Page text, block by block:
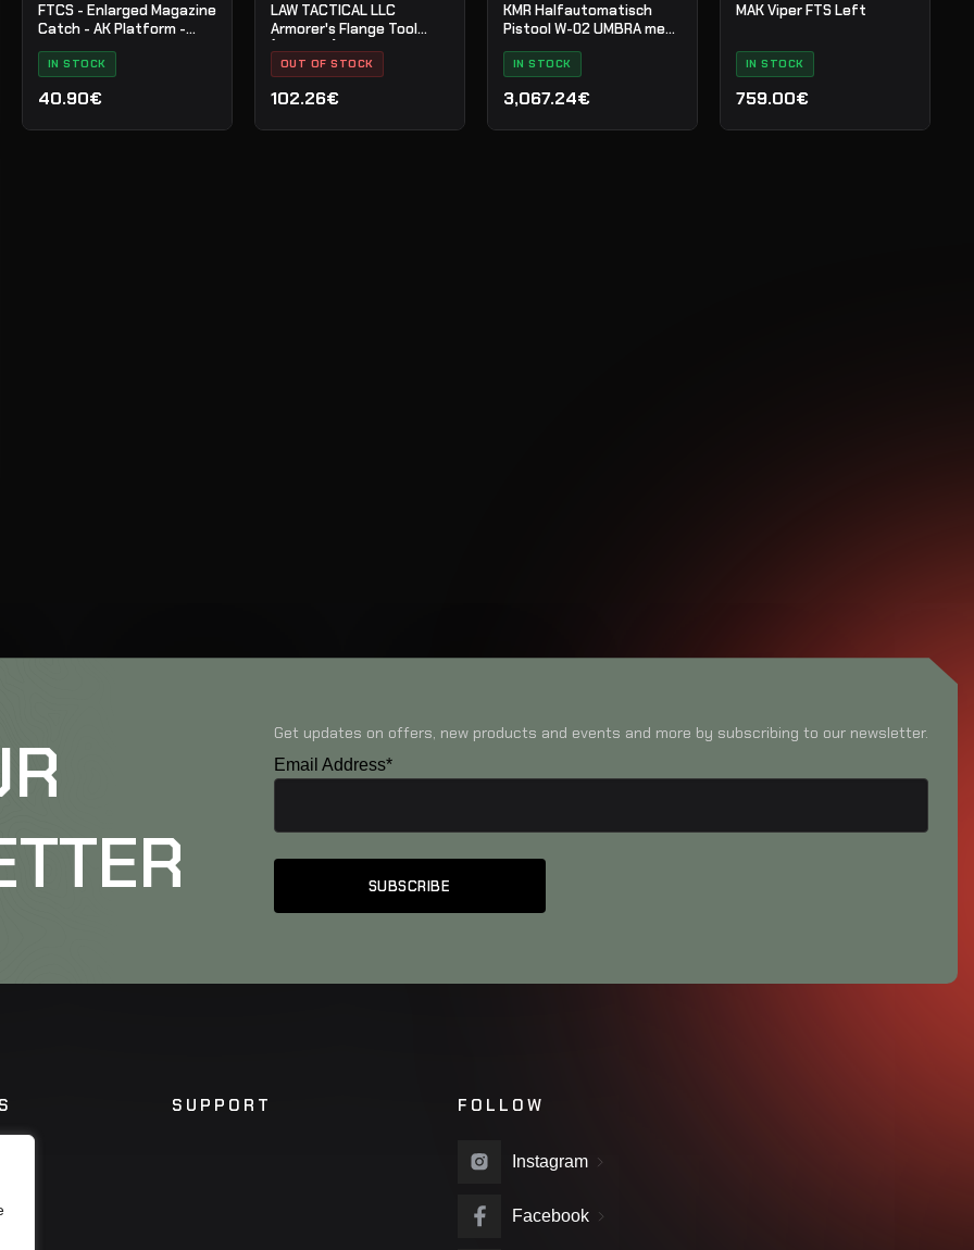
FTCS - Enlarged Magazine
Catch - AK Platform -
Graphite Black H-146 - Nr.
29
IN STOCK
40.90€
LAW TACTICAL LLC
Armorer's Flange Tool
(2019AFT)
OUT OF STOCK
102.26€
KMR Halfautomatisch
Pistool W-02 UMBRA met
Schroefloop
IN STOCK
3,067.24€
MAK Viper FTS Left
IN STOCK
759.00€
Get updates on offers, new products and events and more by subscribing to our newsletter.
Email Address*
SUPPORT FOLLOW
Instagram
Facebook